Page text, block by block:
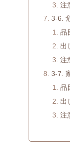
注
3-6.
品
出
注
3-7.
品
出
注